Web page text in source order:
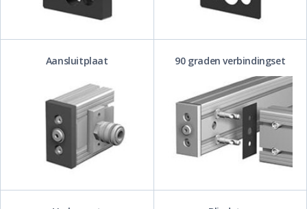
Aansluitplaat 90 graden verbindingset